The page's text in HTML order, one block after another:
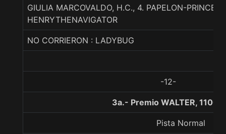
GIULIA MARCOVALDO, H.C., 4. PAPELON-
HENRYTHENAVIGATOR
NO CORRIERON : LADYBUG
-12-
3a.- Premio WALTER, 1100
Pista Normal